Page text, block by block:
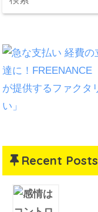
Recent Posts